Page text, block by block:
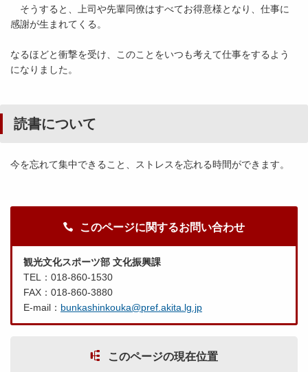
そうすると、上司や先輩同僚はすべてお得意様となり、仕事に
感謝が生まれてくる。
なるほどと衝撃を受け、このことをいつも考えて仕事をするよう
になりました。
読書について
今を忘れて集中できること、ストレスを忘れる時間ができます。
このページに関するお問い合わせ
観光文化スポーツ部 文化振興課
TEL：018-860-1530
FAX：018-860-3880
E-mail： bunkashinkouka@pref.akita.lg.jp
このページの現在位置